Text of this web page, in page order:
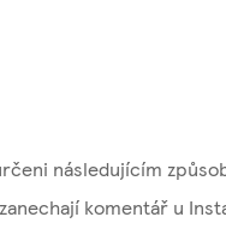
následujícím
komentář u